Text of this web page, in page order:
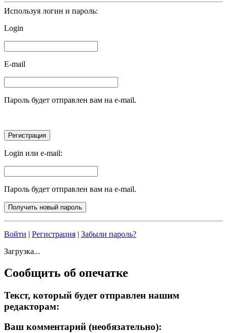
Используя логин и пароль:
Login
E-mail
Пароль будет отправлен вам на e-mail.
Login или e-mail:
Пароль будет отправлен вам на e-mail.
Войти | Регистрация | Забыли пароль?
Загрузка...
Сообщить об опечатке
Текст, который будет отправлен нашим
редакторам:
Ваш комментарий (необязательно):